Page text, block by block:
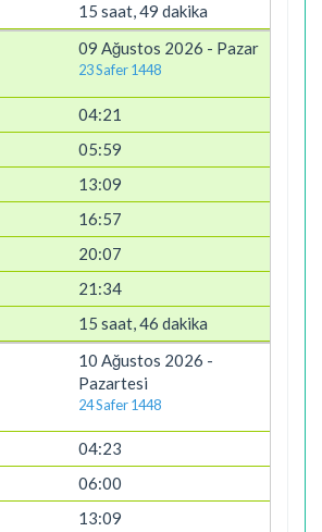
15 saat, 49 dakika
09 Ağustos 2026 - Pazar
23 Safer 1448
04:21
05:59
13:09
16:57
20:07
21:34
15 saat, 46 dakika
10 Ağustos 2026 -
Pazartesi
24 Safer 1448
04:23
06:00
13:09